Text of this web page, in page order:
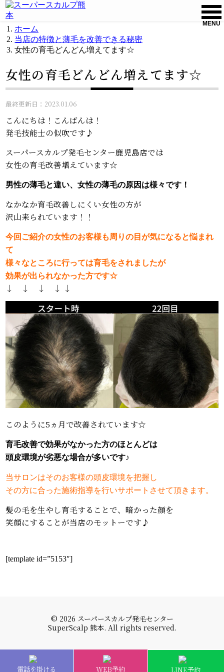
MENU
ホーム
当店の特徴と薄毛を改善できる秘密
女性の育毛どんどん増えてます☆
女性の育毛どんどん増えてます☆
最終更新日：2023.01.06
こんにちは！こんばんは！
発毛技能士の似吹です♪
スーパースカルプ発毛センター鹿児島店では
女性の育毛改善増えています☆
男性の薄毛と違い、女性の薄毛の原因は様々です！
なかなか育毛改善しにくい女性の方が
沢山来られています！！
今回ご紹介の女性のお客様も周りの目が気になると悩まれ
て
様々なところに行っては育毛をされましたが
効果が出られなかった方です☆
↓ ↓ ↓ ↓ ↓
このように5ヵ月で改善されています☆
育毛改善で効果がなかった方のほとんどは
頭皮環境が劣悪な場合が多いです♪
当サロンはそのお客様の頭皮環境を把握し
その方に合った施術指導を行いサポートさせて頂きます。
髪の毛を生やし育毛することで、暗かった顔を
笑顔にすることが当店のモットーです♪
[template id=”5153″]
© 2026 スーパースカルプ発毛センター
SuperScalp 熊本. All rights reserved.
電話を掛ける WEB予約 LINE予約